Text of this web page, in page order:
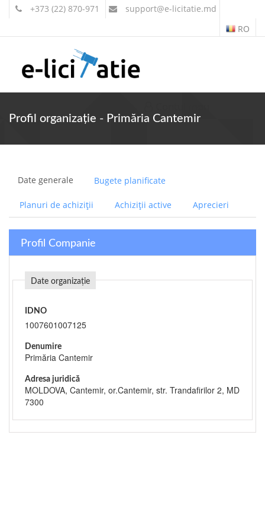
+373 (22) 870-971 support@e-licitatie.md
RO
Profil organizație - Primăria Cantemir
Date generale Bugete planificate
Planuri de achiziții Achiziții active Aprecieri
Profil Companie
Date organizație
IDNO
1007601007125
Denumire
Primăria Cantemir
Adresa juridică
MOLDOVA, Cantemir, or.Cantemir, str. Trandafirilor 2, MD
7300